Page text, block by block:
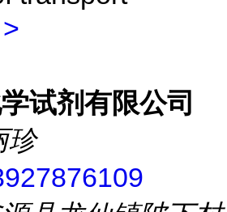
试剂有限公司
珍